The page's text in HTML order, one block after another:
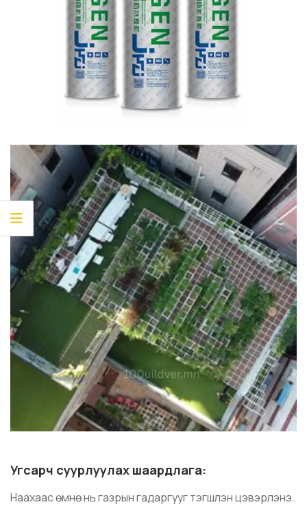
Угсарч суурлуулах шаардлага:
Наахаас өмнө нь газрын гадаргууг тэгшлэн цэвэрлэнэ.